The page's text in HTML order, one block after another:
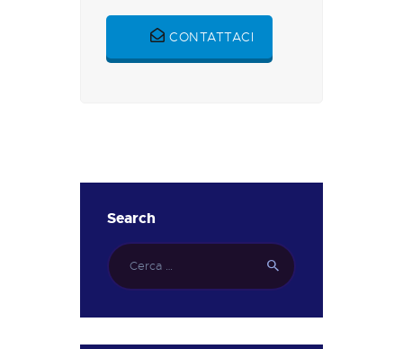
CONTATTACI
Search
Ricerca
per: